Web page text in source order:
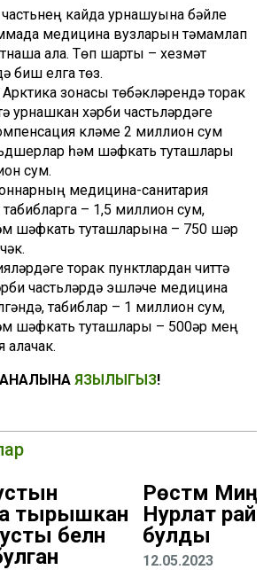
частьнең кайда урнашуына бәйле
медицина вузларын тәмамлап
ала. Төп шарты – хезмәт
биш елга төзү.
зонасы төбәкләрендә торак
урнашкан хәрби частьләрдәге
күләме 2 миллион сум
һәм шәфкать туташлары
сум.
медицина-санитария
– 1,5 миллион сум,
шәфкать туташларына – 750 шәр
торак пунктлардан читтә
частьләрдә эшләүче медицина
табиблар – 1 миллион сум,
шәфкать туташлары – 500әр мең
алачак.
ЯЗЫЛЫГЫЗ!
тырышкан
белән
Рөстәм
Нурлат
булды
12.05.2023